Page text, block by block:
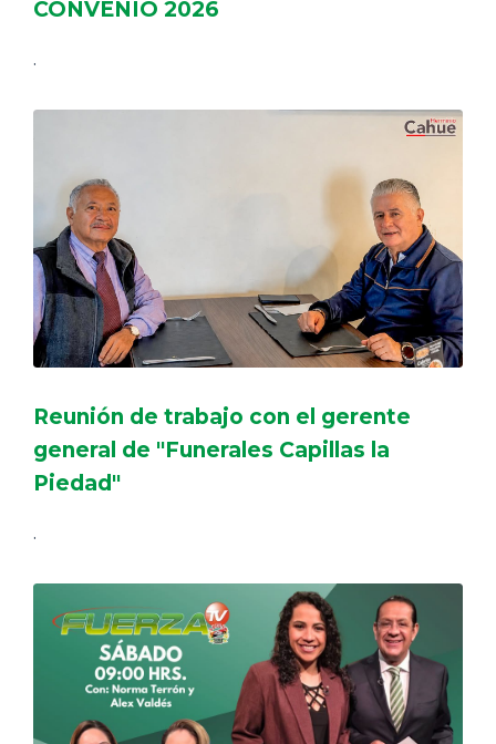
CONVENIO 2026
.
Reunión de trabajo con el gerente
general de "Funerales Capillas la
Piedad"
.